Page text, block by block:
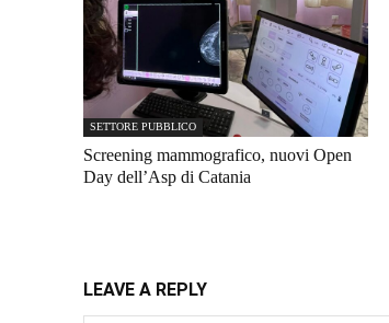
SETTORE PUBBLICO
Screening mammografico, nuovi Open
Day dell’Asp di Catania
LEAVE A REPLY